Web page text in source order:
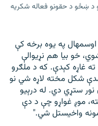
د ښځو د حقونو فعاله شکریه
په یوه برخه کې
خو بیا هم نړیوالې
ته غاړه کېدې. که د ملګرو
شکل مخته لاړه شي نو
ستړي دي. له درېیو
موږ غواړو چې د دې
واخیستل شي."